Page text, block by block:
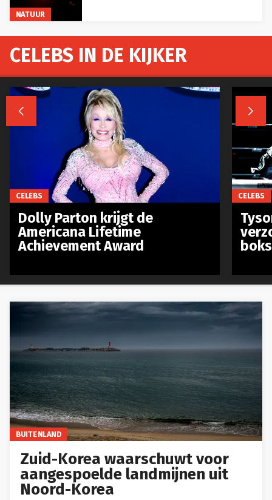
NATUUR
BUITENLAND
Zuid-Korea waarschuwt voor
aangespoelde landmijnen uit
Noord-Korea
CELEBS IN DE KIJKER
 
CELEBS
Dolly Parton krijgt de
Americana Lifetime
Achievement Award
CELEBS